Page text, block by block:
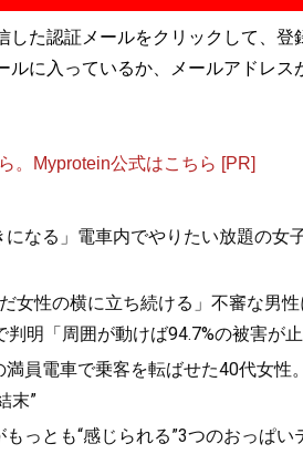
た認証メールをクリックして、登
に入っているか、メールアドレス
。Myprotein公式はこちら [PR]
なる」電車内でやりたい放題の女
女性の横に立ち続ける」不審な男
明「周囲が動けば94.7%の被害が
員電車で乗客を転ばせた40代女性
末”
っとも“感じられる”3つのおっぱい